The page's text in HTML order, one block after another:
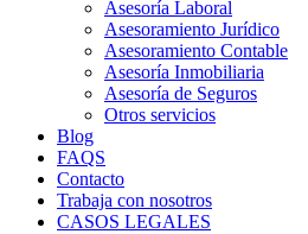
Asesoría Laboral
Asesoramiento Jurídico
Asesoramiento Contable
Asesoría Inmobiliaria
Asesoría de Seguros
Otros servicios
Blog
FAQS
Contacto
Trabaja con nosotros
CASOS LEGALES